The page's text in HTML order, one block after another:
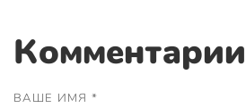
ВАШЕ ИМЯ *